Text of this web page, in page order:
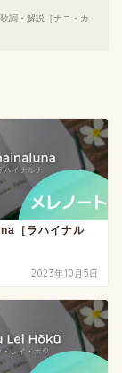
詞・解説［ナニ・カ
［ラハイナル
2023年10月5日